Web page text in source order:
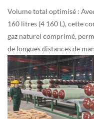
Volume total optimisé :
160 litres (4 160 L), cette
gaz naturel comprimé,
de longues distances de